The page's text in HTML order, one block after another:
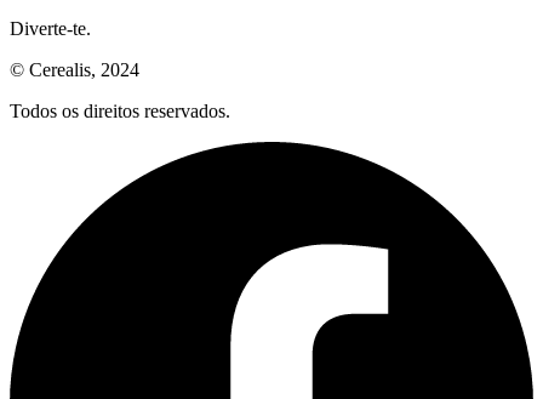
Diverte-te.
© Cerealis, 2024
Todos os direitos reservados.